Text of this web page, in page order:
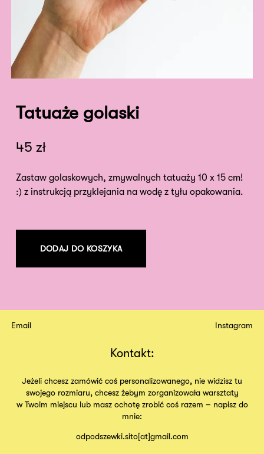
Tatuaże golaski
45 zł
Zastaw golaskowych, zmywalnych tatuaży 10 x 15 cm!
:) z instrukcją przyklejania na wodę z tyłu opakowania.
DODAJ DO KOSZYKA
Email Instagram
Kontakt:
Jeżeli chcesz zamówić coś personalizowanego, nie widzisz tu
swojego rozmiaru, chcesz żebym zorganizowała warsztaty
w Twoim miejscu lub masz ochotę zrobić coś razem – napisz do
mnie:
odpodszewki.sito[at]gmail.com